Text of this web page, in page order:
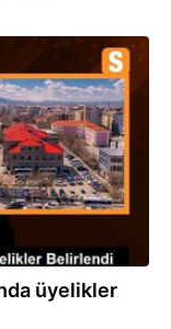
üyelikler